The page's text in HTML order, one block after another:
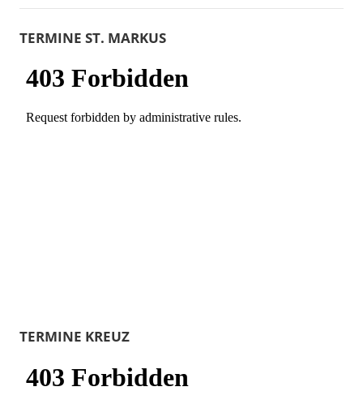
TERMINE ST. MARKUS
TERMINE KREUZ